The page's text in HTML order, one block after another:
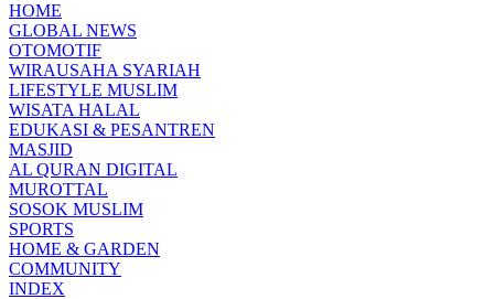
HOME
GLOBAL NEWS
OTOMOTIF
WIRAUSAHA SYARIAH
LIFESTYLE MUSLIM
WISATA HALAL
EDUKASI & PESANTREN
MASJID
AL QURAN DIGITAL
MUROTTAL
SOSOK MUSLIM
SPORTS
HOME & GARDEN
COMMUNITY
INDEX